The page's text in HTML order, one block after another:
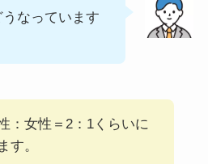
なっています
：女性＝2：1くらいに
す。